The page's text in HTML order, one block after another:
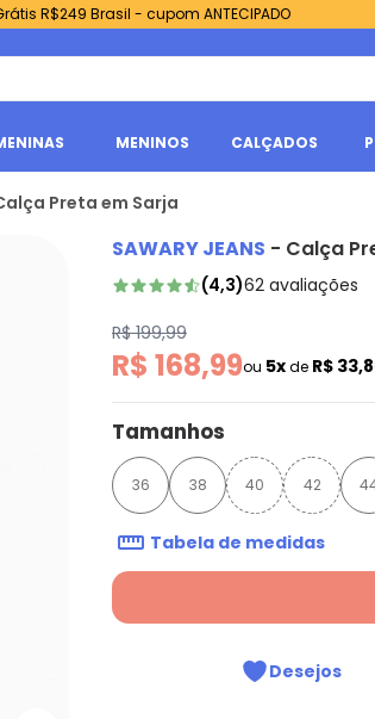
R$249 Brasil - cupom ANTECIPADO
MENINOS CALÇADOS
Preta em Sarja
SAWARY JEANS - Calça
(4,3)62 avaliações
R$ 199,99
R$ 168,99ou 5xde R$
Tamanhos
36 38 40 42
Tabela de medidas
Desejos